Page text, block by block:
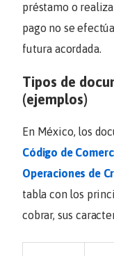
préstamo o
pago no se
futura acordada.
Tipos de
(ejemplos)
En México, los
Código de
Operaciones de
tabla con los
cobrar, sus